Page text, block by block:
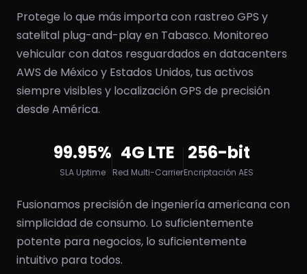
Protege lo que más importa con rastreo GPS y
satelital plug-and-play en Tabasco. Monitoreo
vehicular con datos resguardados en datacenters
AWS de México y Estados Unidos, tus activos
siempre visibles y localización GPS de precisión
desde América.
99.95%
SLA Uptime
4G LTE
Red Multi-Carrier
256-bit
Encriptación AES
Fusionamos precisión de ingeniería americana con
simplicidad de consumo. Lo suficientemente
potente para negocios, lo suficientemente
intuitivo para todos.